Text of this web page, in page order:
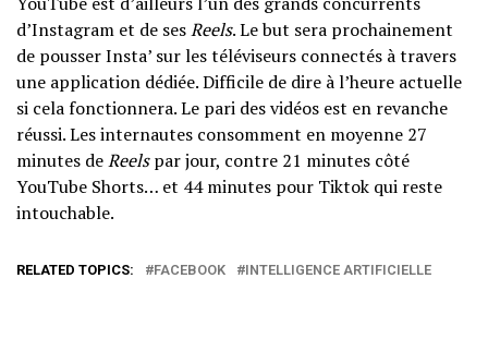
d’Instagram et de sesReels. Le but sera prochainement
de pousser Insta’ sur les téléviseurs connectés à travers
une application dédiée. Difficile de dire à l’heure actuelle
si cela fonctionnera. Le pari des vidéos est en revanche
réussi. Les internautes consomment en moyenne 27
minutes deReelspar jour, contre 21 minutes côté
YouTube Shorts… et 44 minutes pour Tiktok qui reste
intouchable.
RELATED TOPICS: FACEBOOK INTELLIGENCE ARTIFICIELLE